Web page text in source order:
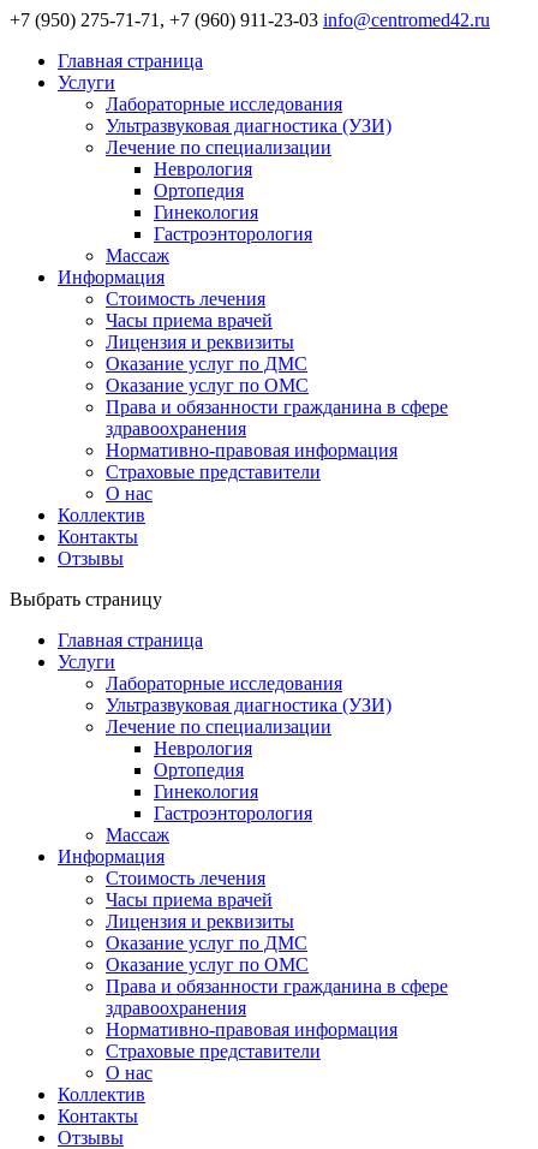
+7 (950) 275-71-71, +7 (960) 911-23-03 info@centromed42.ru
Главная страница
Услуги
Лабораторные исследования
Ультразвуковая диагностика (УЗИ)
Лечение по специализации
Неврология
Ортопедия
Гинекология
Гастроэнторология
Массаж
Информация
Стоимость лечения
Часы приема врачей
Лицензия и реквизиты
Оказание услуг по ДМС
Оказание услуг по ОМС
Права и обязанности гражданина в сфере
здравоохранения
Нормативно-правовая информация
Страховые представители
О нас
Коллектив
Контакты
Отзывы
Выбрать страницу
Главная страница
Услуги
Лабораторные исследования
Ультразвуковая диагностика (УЗИ)
Лечение по специализации
Неврология
Ортопедия
Гинекология
Гастроэнторология
Массаж
Информация
Стоимость лечения
Часы приема врачей
Лицензия и реквизиты
Оказание услуг по ДМС
Оказание услуг по ОМС
Права и обязанности гражданина в сфере
здравоохранения
Нормативно-правовая информация
Страховые представители
О нас
Коллектив
Контакты
Отзывы